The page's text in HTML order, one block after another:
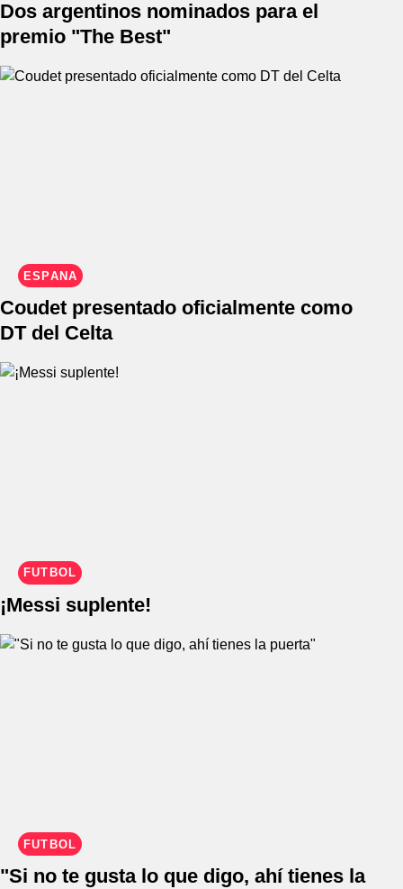
Dos argentinos nominados para el
premio "The Best"
ESPAÑA
Coudet presentado oficialmente como
DT del Celta
FÚTBOL
¡Messi suplente!
FÚTBOL
"Si no te gusta lo que digo, ahí tienes la